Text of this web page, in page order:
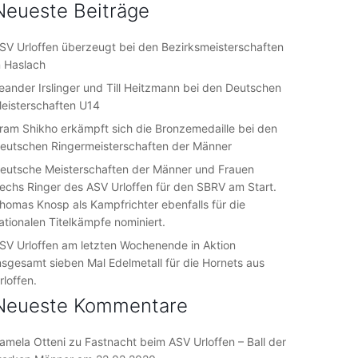
Beiträge
Urloffen überzeugt bei den Bezirksmeisterschaften
Haslach
Irslinger und Till Heitzmann bei den Deutschen
U14
Shikho erkämpft sich die Bronzemedaille bei den
Ringermeisterschaften der Männer
Meisterschaften der Männer und Frauen
Ringer des ASV Urloffen für den SBRV am Start.
Knosp als Kampfrichter ebenfalls für die
Titelkämpfe nominiert.
Urloffen am letzten Wochenende in Aktion
sieben Mal Edelmetall für die Hornets aus
Kommentare
Otteni zu Fastnacht beim ASV Urloffen – Ball der